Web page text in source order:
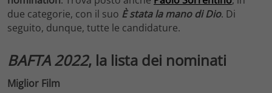
due categorie, con il suo È stata la mano di Dio. Di
seguito, dunque, tutte le candidature.
BAFTA 2022, la lista dei nominati
Miglior Film